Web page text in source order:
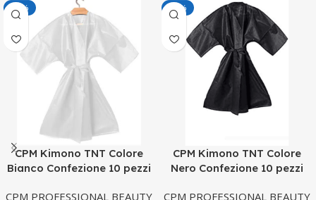
-19%
CPM Kimono TNT Colore
Bianco Confezione 10 pezzi
CPM PROFESSIONAL BEAUTY
-16%
CPM Kimono TNT Colore
Nero Confezione 10 pezzi
CPM PROFESSIONAL BEAUTY